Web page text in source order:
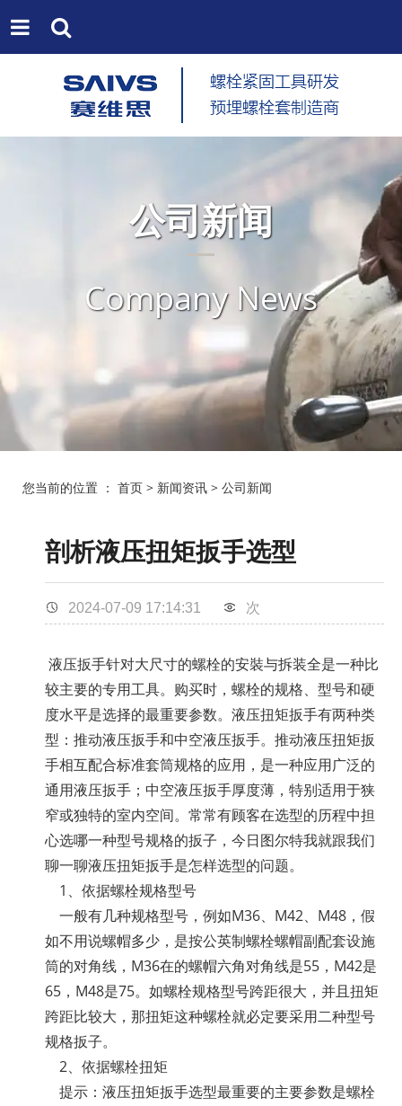
公司新闻
Company News
您当前的位置 ： 首页 > 新闻资讯 > 公司新闻
剖析液压扭矩扳手选型
2024-07-09 17:14:31 次
液压扳手针对大尺寸的螺栓的安裝与拆装全是一种比
较主要的专用工具。购买时，螺栓的规格、型号和硬
度水平是选择的最重要参数。 液压扭矩扳手有两种类
型：推动液压扳手和中空液压扳手。推动液压扭矩扳
手相互配合标准套筒规格的应用，是一种应用广泛的
通用液压扳手；中空液压扳手厚度薄，特别适用于狭
窄或独特的室内空间。常常有顾客在选型的历程中担
心选哪一种型号规格的扳子，今日图尔特我就跟我们
聊一聊液压扭矩扳手是怎样选型的问题。
1、依据螺栓规格型号
一般有几种规格型号，例如M36、M42、M48，假
如不用说螺帽多少，是按公英制螺栓螺帽副配套设施
筒的对角线，M36在的螺帽六角对角线是55，M42是
65，M48是75。如螺栓规格型号跨距很大，并且扭矩
跨距比较大，那扭矩这种螺栓就必定要采用二种型号
规格扳子。
2、依据螺栓扭矩
提示：液压扭矩扳手选型最重要的主要参数是螺栓